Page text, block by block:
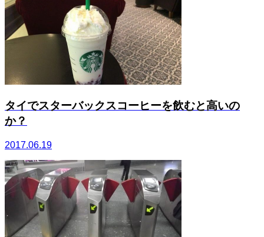
タイでスターバックスコーヒーを飲むと高いの
か？
2017.06.19